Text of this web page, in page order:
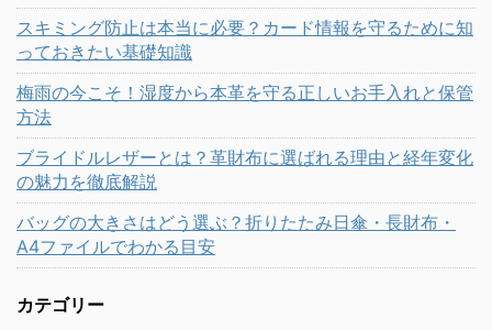
スキミング防止は本当に必要？カード情報を守るために知
っておきたい基礎知識
梅雨の今こそ！湿度から本革を守る正しいお手入れと保管
方法
ブライドルレザーとは？革財布に選ばれる理由と経年変化
の魅力を徹底解説
バッグの大きさはどう選ぶ？折りたたみ日傘・長財布・
A4ファイルでわかる目安
カテゴリー